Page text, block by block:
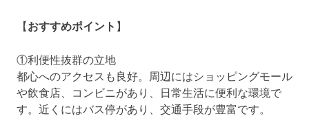
【おすすめポイント 】
①利便性抜群の立地
都心へのアクセスも良好。周辺にはショッピングモール
や飲食店、コンビニがあり、日常生活に便利な環境で
す。近くにはバス停があり、交通手段が豊富です。